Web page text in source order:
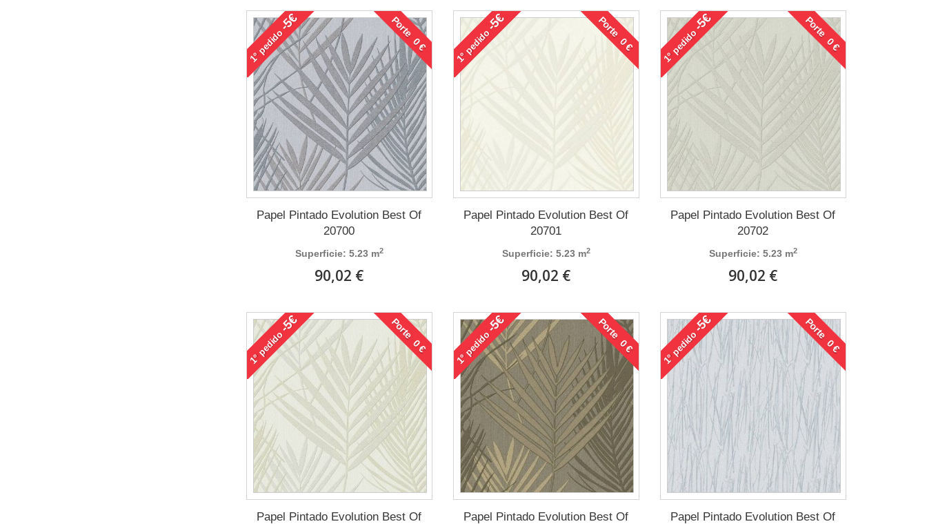
1°
pedido
-5€ Porte 0 €
Papel Pintado Evolution Best Of
20700
Superficie: 5.23 m2
90,02 €
1°
pedido
-5€ Porte 0 €
Papel Pintado Evolution Best Of
20701
Superficie: 5.23 m2
90,02 €
1°
pedido
-5€ Porte 0 €
Papel Pintado Evolution Best Of
20702
Superficie: 5.23 m2
90,02 €
1°
pedido
-5€ Porte 0 €
Papel Pintado Evolution Best Of
1°
pedido
-5€ Porte 0 €
Papel Pintado Evolution Best Of
1°
pedido
-5€ Porte 0 €
Papel Pintado Evolution Best Of